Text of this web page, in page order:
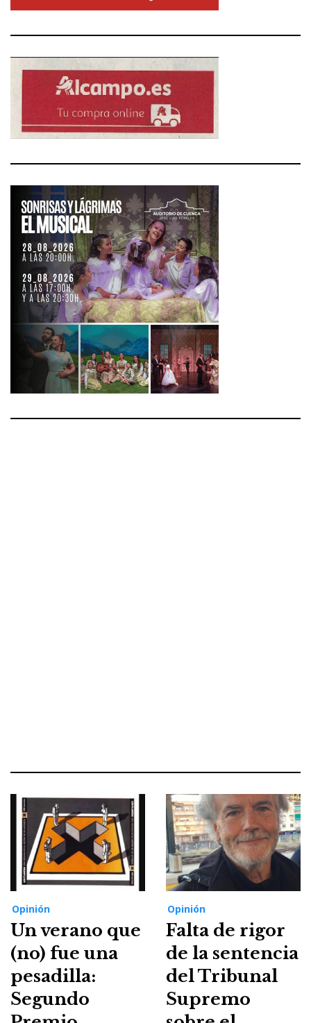
Opinión
Un verano que
(no) fue una
pesadilla:
Segundo
Opinión
Falta de rigor
de la sentencia
del Tribunal
Supremo